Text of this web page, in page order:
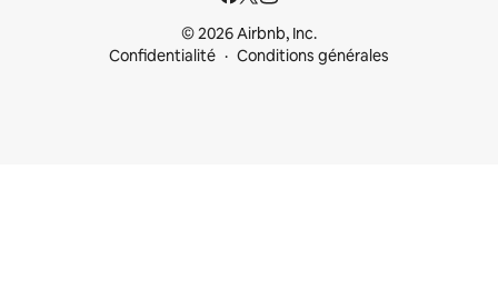
© 2026 Airbnb, Inc.
Confidentialité
Conditions générales